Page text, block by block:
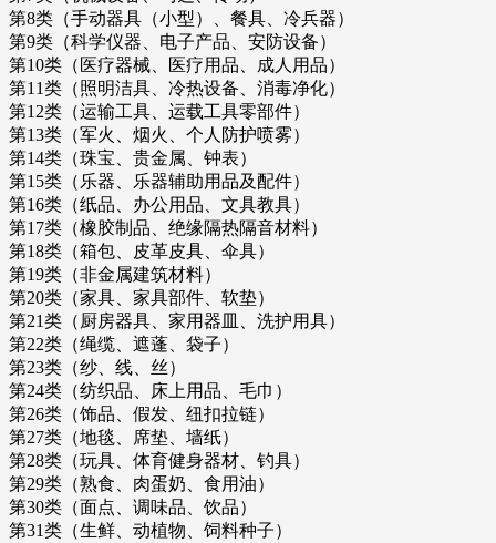
第8类（手动器具（小型）、餐具、冷兵器）
第9类（科学仪器、电子产品、安防设备）
第10类（医疗器械、医疗用品、成人用品）
第11类（照明洁具、冷热设备、消毒净化）
第12类（运输工具、运载工具零部件）
第13类（军火、烟火、个人防护喷雾）
第14类（珠宝、贵金属、钟表）
第15类（乐器、乐器辅助用品及配件）
第16类（纸品、办公用品、文具教具）
第17类（橡胶制品、绝缘隔热隔音材料）
第18类（箱包、皮革皮具、伞具）
第19类（非金属建筑材料）
第20类（家具、家具部件、软垫）
第21类（厨房器具、家用器皿、洗护用具）
第22类（绳缆、遮蓬、袋子）
第23类（纱、线、丝）
第24类（纺织品、床上用品、毛巾）
第26类（饰品、假发、纽扣拉链）
第27类（地毯、席垫、墙纸）
第28类（玩具、体育健身器材、钓具）
第29类（熟食、肉蛋奶、食用油）
第30类（面点、调味品、饮品）
第31类（生鲜、动植物、饲料种子）